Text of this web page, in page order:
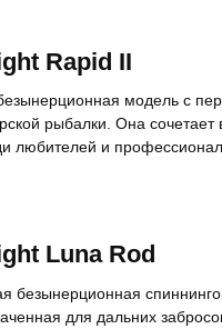
Rapid II
модель с
рыбалки. Она сочетает
любителей и
Luna Rod
безынерционная
для дальних